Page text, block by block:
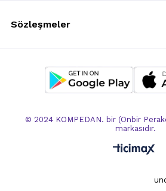
Sözleşmeler
© 2024 KOMPEDAN. bir (Onbir
markasıdır.